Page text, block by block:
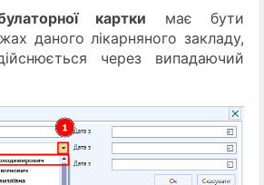
картки має бути
даного лікарняного закладу,
через випадаючий